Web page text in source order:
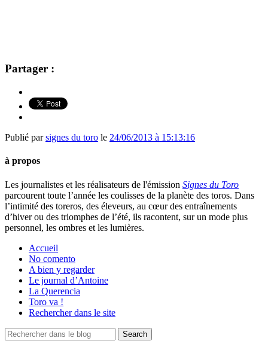
Partager :
Publié parsignes du toro le 24/06/2013 à 15:13:16
à propos
Les journalistes et les réalisateurs de l'émission Signes du Toro
parcourent toute l’année les coulisses de la planète des toros. Dans
l’intimité des toreros, des éleveurs, au cœur des entraînements
d’hiver ou des triomphes de l’été, ils racontent, sur un mode plus
personnel, les ombres et les lumières.
Accueil
No comento
A bien y regarder
Le journal d’Antoine
La Querencia
Toro va !
Rechercher dans le site